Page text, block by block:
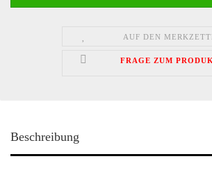
AUF DEN
FRAGE ZUM
Beschreibung